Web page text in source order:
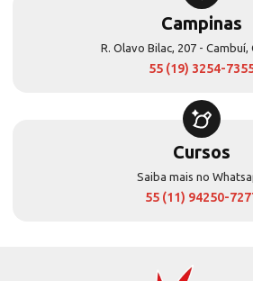
Campinas
R. Olavo Bilac, 207 - Cambuí,
55 (19) 3254-
Cursos
Saiba mais no
55 (11) 94250-